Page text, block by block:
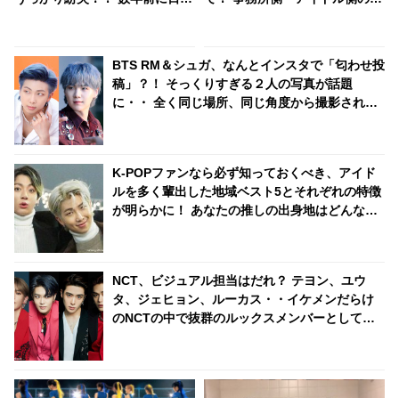
ビックリ
BTS RM＆シュガ、なんとインスタで「匂わせ投
稿」？！ そっくりすぎる２人の写真が話題
に・・ 全く同じ場所、同じ角度から撮影されて
K-POPファンなら必ず知っておくべき、アイド
ルを多く輩出した地域ベスト5とそれぞれの特徴
が明らかに！ あなたの推しの出身地はどんなと
NCT、ビジュアル担当はだれ？ テヨン、ユウ
タ、ジェヒョン、ルーカス・・イケメンだらけ
のNCTの中で抜群のルックスメンバーとして